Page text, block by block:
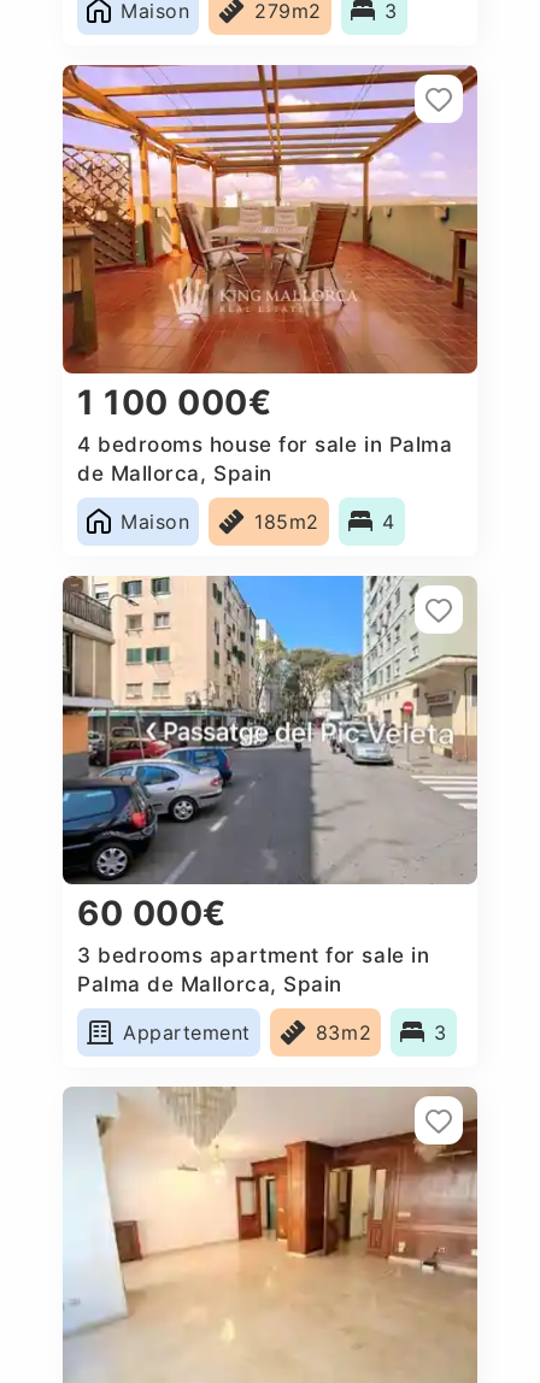
Maison 279m2 3
1 100 000€
4 bedrooms house for sale in Palma
de Mallorca, Spain
Maison
185m2 4
60 000€
3 bedrooms apartment for sale in
Palma de Mallorca, Spain
Appartement
83m2 3